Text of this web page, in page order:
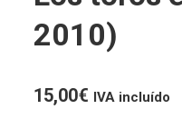
2010)
15,00€ IVA incluído